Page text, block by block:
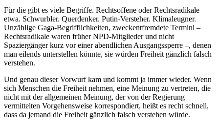
Für die gibt es viele Begriffe. Rechtsoffene oder Rechtsradikale
etwa. Schwurbler. Querdenker. Putin-Versteher. Klimaleugner.
Unzählige Gaga-Begrifflichkeiten, zweckentfremdete Termini –
Rechtsradikale waren früher NPD-Mitglieder und nicht
Spaziergänger kurz vor einer abendlichen Ausgangssperre –, denen
man eilends unterstellen könnte, sie würden Freiheit gänzlich falsch
verstehen.
Und genau dieser Vorwurf kam und kommt ja immer wieder. Wenn
sich Menschen die Freiheit nehmen, eine Meinung zu vertreten, die
nicht mit der allgemeinen Meinung, der von der Regierung
vermittelten Vorgehensweise korrespondiert, heißt es recht schnell,
dass da jemand die Freiheit gänzlich falsch verstehen würde.